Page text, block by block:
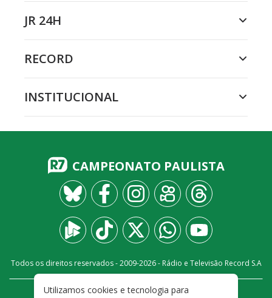
JR 24H
RECORD
INSTITUCIONAL
CAMPEONATO PAULISTA
Todos os direitos reservados - 2009-2026- Rádio e Televisão Record S.A
Utilizamos cookies e tecnologia para